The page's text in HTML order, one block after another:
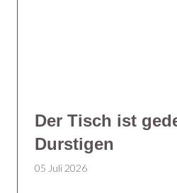
Der Tisch ist
Durstigen
05 Juli 2026